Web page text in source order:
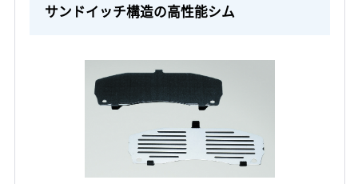
サンドイッチ構造の高性能シム